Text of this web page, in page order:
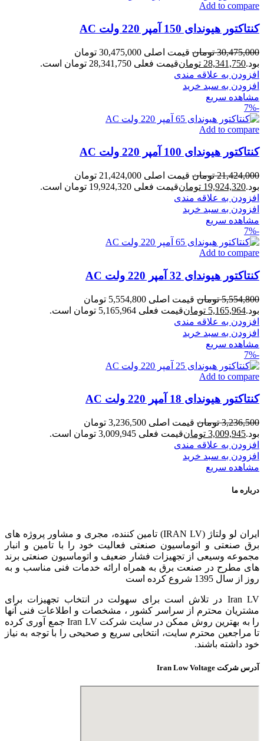
Add to compare
کنتاکتور هیوندای 150 آمپر 220 ولت AC
30,475,000 تومان
قیمت اصلی 30,475,000 تومان
بود.28,341,750 تومانقیمت فعلی 28,341,750 تومان است.
افزودن به علاقه مندی
افزودن به سبد خرید
مشاهده سریع
-7%
Add to compare
کنتاکتور هیوندای 100 آمپر 220 ولت AC
21,424,000 تومان
قیمت اصلی 21,424,000 تومان
بود.19,924,320 تومانقیمت فعلی 19,924,320 تومان است.
افزودن به علاقه مندی
افزودن به سبد خرید
مشاهده سریع
-7%
Add to compare
کنتاکتور هیوندای 32 آمپر 220 ولت AC
5,554,800 تومان
قیمت اصلی 5,554,800 تومان
بود.5,165,964 تومانقیمت فعلی 5,165,964 تومان است.
افزودن به علاقه مندی
افزودن به سبد خرید
مشاهده سریع
-7%
Add to compare
کنتاکتور هیوندای 18 آمپر 220 ولت AC
3,236,500 تومان
قیمت اصلی 3,236,500 تومان
بود.3,009,945 تومانقیمت فعلی 3,009,945 تومان است.
افزودن به علاقه مندی
افزودن به سبد خرید
مشاهده سریع
درباره ما
ایران لو ولتاژ (IRAN LV) تامین کننده، مجری و مشاور پروژه های
برق صنعتی و اتوماسیون صنعتی فعالیت خود را با تامین و انبار
مجموعه وسیعی از تجهیزات فشار ضعیف و اتوماسیون صنعتی برند
های مطرح در صنعت برق به همراه ارائه خدمات فنی مناسب و به
روز از سال 1395 شروع کرده است
Iran LV در تلاش است برای سهولت در انتخاب تجهیزات برای
مشتریان محترم از سراسر کشور ، مشخصات و اطلاعات فنی آنها
را به بهترین روش ممکن در سایت شرکت Iran LV جمع آوری کرده
تا مراجعین محترم سایت، انتخابی سریع و صحیحی را با توجه به نیاز
خود داشته باشند.
آدرس شرکت Iran Low Voltage